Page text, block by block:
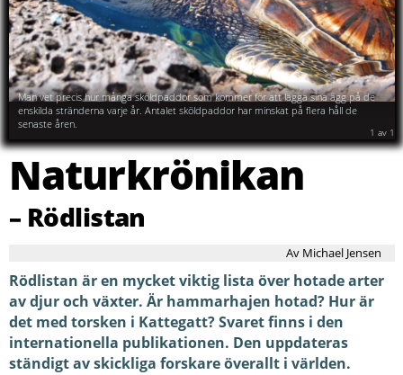
Shop
Kontakt
Sök
Man vet precis hur många sköldpaddor som kommer för att lägga sina ägg på de
enskilda stränderna varje år. Antalet sköldpaddor har minskat på flera håll de
senaste åren.
1 av 1
Naturkrönikan
– Rödlistan
Av Michael Jensen
Rödlistan är en mycket viktig lista över hotade arter
av djur och växter. Är hammarhajen hotad? Hur är
det med torsken i Kattegatt? Svaret finns i den
internationella publikationen. Den uppdateras
ständigt av skickliga forskare överallt i världen.